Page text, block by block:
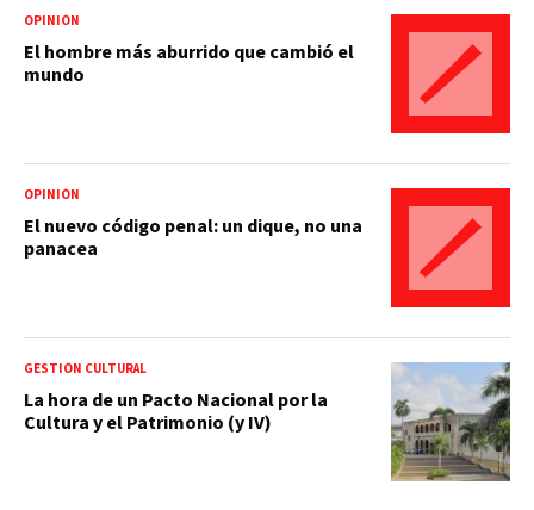
OPINIÓN
El hombre más aburrido que cambió el
mundo
OPINIÓN
El nuevo código penal: un dique, no una
panacea
GESTIÓN CULTURAL
La hora de un Pacto Nacional por la
Cultura y el Patrimonio (y IV)